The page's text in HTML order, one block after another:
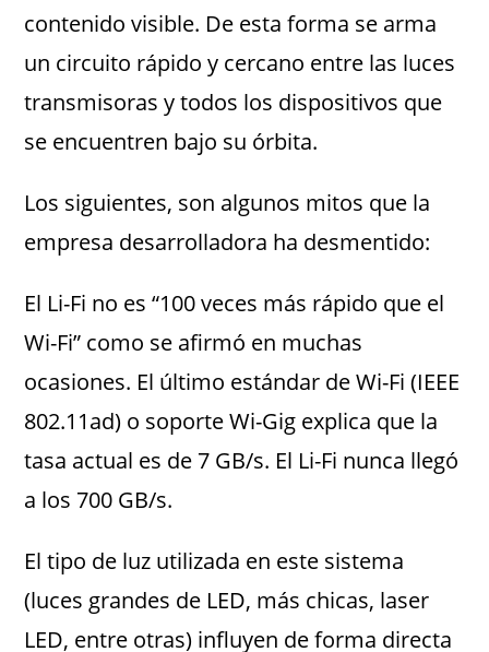
contenido visible. De esta forma se arma
un circuito rápido y cercano entre las luces
transmisoras y todos los dispositivos que
se encuentren bajo su órbita.
Los siguientes, son algunos mitos que la
empresa desarrolladora ha desmentido:
El Li-Fi no es “100 veces más rápido que el
Wi-Fi” como se afirmó en muchas
ocasiones. El último estándar de Wi-Fi (IEEE
802.11ad) o soporte Wi-Gig explica que la
tasa actual es de 7 GB/s. El Li-Fi nunca llegó
a los 700 GB/s.
El tipo de luz utilizada en este sistema
(luces grandes de LED, más chicas, laser
LED, entre otras) influyen de forma directa